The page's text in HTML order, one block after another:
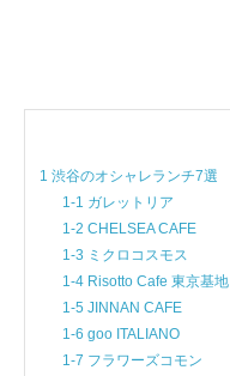
1 渋谷のオシャレランチ7選
1-1 ガレットリア
1-2 CHELSEA CAFE
1-3 ミクロコスモス
1-4 Risotto Cafe 東京基地
1-5 JINNAN CAFE
1-6 goo ITALIANO
1-7 フラワーズコモン